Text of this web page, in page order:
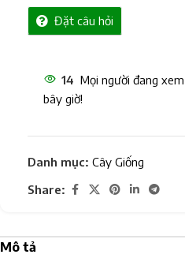
Đặt câu hỏi
14 Mọi người đang
bây giờ!
Danh mục: Cây Giống
Share:
Mô tả